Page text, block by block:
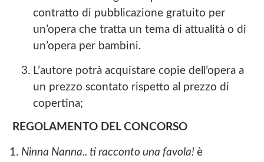
contratto di pubblicazione gratuito per
un’opera che tratta un tema di attualità o di
un’opera per bambini.
L’autore potrà acquistare copie dell’opera a
un prezzo scontato rispetto al prezzo di
copertina;
REGOLAMENTO DEL CONCORSO
1. Ninna Nanna.. ti racconto una favola! è